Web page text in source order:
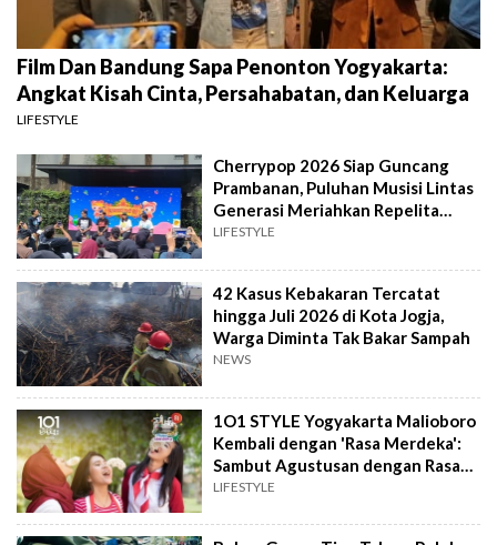
Film Dan Bandung Sapa Penonton Yogyakarta:
Angkat Kisah Cinta, Persahabatan, dan Keluarga
LIFESTYLE
Cherrypop 2026 Siap Guncang
Prambanan, Puluhan Musisi Lintas
Generasi Meriahkan Repelita
Musik
LIFESTYLE
42 Kasus Kebakaran Tercatat
hingga Juli 2026 di Kota Jogja,
Warga Diminta Tak Bakar Sampah
NEWS
1O1 STYLE Yogyakarta Malioboro
Kembali dengan 'Rasa Merdeka':
Sambut Agustusan dengan Rasa
dan Tawa
LIFESTYLE